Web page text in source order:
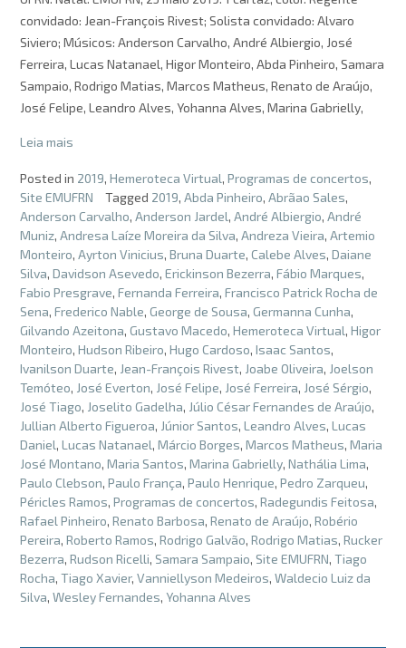
convidado: Jean-François Rivest; Solista convidado: Alvaro
Siviero; Músicos: Anderson Carvalho, André Albiergio, José
Ferreira, Lucas Natanael, Higor Monteiro, Abda Pinheiro, Samara
Sampaio, Rodrigo Matias, Marcos Matheus, Renato de Araújo,
José Felipe, Leandro Alves, Yohanna Alves, Marina Gabrielly,
Leia mais
Posted in 2019, Hemeroteca Virtual, Programas de concertos,
Site EMUFRN
Tagged 2019, Abda Pinheiro, Abrãao Sales,
Anderson Carvalho, Anderson Jardel, André Albiergio, André
Muniz, Andresa Laíze Moreira da Silva, Andreza Vieira, Artemio
Monteiro, Ayrton Vinicius, Bruna Duarte, Calebe Alves, Daiane
Silva, Davidson Asevedo, Erickinson Bezerra, Fábio Marques,
Fabio Presgrave, Fernanda Ferreira, Francisco Patrick Rocha de
Sena, Frederico Nable, George de Sousa, Germanna Cunha,
Gilvando Azeitona, Gustavo Macedo, Hemeroteca Virtual, Higor
Monteiro, Hudson Ribeiro, Hugo Cardoso, Isaac Santos,
Ivanilson Duarte, Jean-François Rivest, Joabe Oliveira, Joelson
Temóteo, José Everton, José Felipe, José Ferreira, José Sérgio,
José Tiago, Joselito Gadelha, Júlio César Fernandes de Araújo,
Jullian Alberto Figueroa, Júnior Santos, Leandro Alves, Lucas
Daniel, Lucas Natanael, Márcio Borges, Marcos Matheus, Maria
José Montano, Maria Santos, Marina Gabrielly, Nathália Lima,
Paulo Clebson, Paulo França, Paulo Henrique, Pedro Zarqueu,
Péricles Ramos, Programas de concertos, Radegundis Feitosa,
Rafael Pinheiro, Renato Barbosa, Renato de Araújo, Robério
Pereira, Roberto Ramos, Rodrigo Galvão, Rodrigo Matias, Rucker
Bezerra, Rudson Ricelli, Samara Sampaio, Site EMUFRN, Tiago
Rocha, Tiago Xavier, Vanniellyson Medeiros, Waldecio Luiz da
Silva, Wesley Fernandes, Yohanna Alves